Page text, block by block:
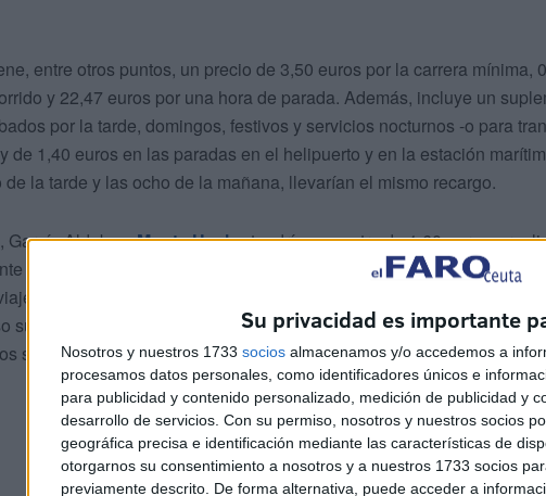
Su privacidad es importante
Nosotros y nuestros 1733 socios almacenamos y/o accedemos a
procesamos datos personales, como identificadores únicos e
para publicidad y contenido personalizado, medición de publicidad y
desarrollo de servicios. Con su permiso, nosotros y nuestros socios
geográfica precisa e identificación mediante las características de
otorgarnos su consentimiento a nosotros y a nuestros 1733 socios
previamente descrito. De forma alternativa, puede acceder a
entre otros puntos, un precio de 3,50 euros por la carrera mínima,
y 22,47 euros por una hora de parada. Además, incluye un
por la tarde, domingos, festivos y servicios nocturnos -o para
de 1,40 euros en las paradas en el helipuerto y en la estación
la tarde y las ocho de la mañana, llevarían el mismo recargo.
, García Aldabe yMonte Hachotendrían un extra de 1,60 euros y
una hora y media le costaría al pasajero 38,40 euros. En cualquier
por cada fracción habría que añadir 3,85 euros a la cuenta.
sumar 0,40 euros y, por otra parte, el taxista no estaría obligado a
sin asfaltar.